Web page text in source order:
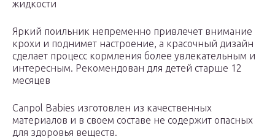
жидкости
Яркий поильник непременно привлечет внимание
крохи и поднимет настроение, а красочный дизайн
сделает процесс кормления более увлекательным и
интересным. Рекомендован для детей старше 12
месяцев
Canpol Babies изготовлен из качественных
материалов и в своем составе не содержит опасных
для здоровья веществ.